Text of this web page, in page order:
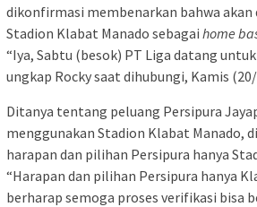
dikonfirmasi membenarkan bahwa
Stadion Klabat Manado sebagai home
“Iya, Sabtu (besok) PT Liga datang
ungkap Rocky saat dihubungi, Kamis
Ditanya tentang peluang Persipura
menggunakan Stadion Klabat Manado,
harapan dan pilihan Persipura hanya
“Harapan dan pilihan Persipura hanya
berharap semoga proses verifikasi bisa